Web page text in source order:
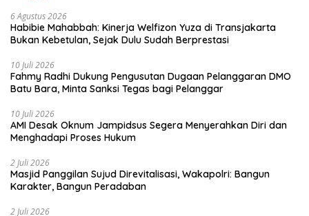
6 Agustus 2026
Habibie Mahabbah: Kinerja Welfizon Yuza di Transjakarta
Bukan Kebetulan, Sejak Dulu Sudah Berprestasi
10 Juli 2026
Fahmy Radhi Dukung Pengusutan Dugaan Pelanggaran DMO
Batu Bara, Minta Sanksi Tegas bagi Pelanggar
10 Juli 2026
AMI Desak Oknum Jampidsus Segera Menyerahkan Diri dan
Menghadapi Proses Hukum
2 Juli 2026
Masjid Panggilan Sujud Direvitalisasi, Wakapolri: Bangun
Karakter, Bangun Peradaban
2 Juli 2026